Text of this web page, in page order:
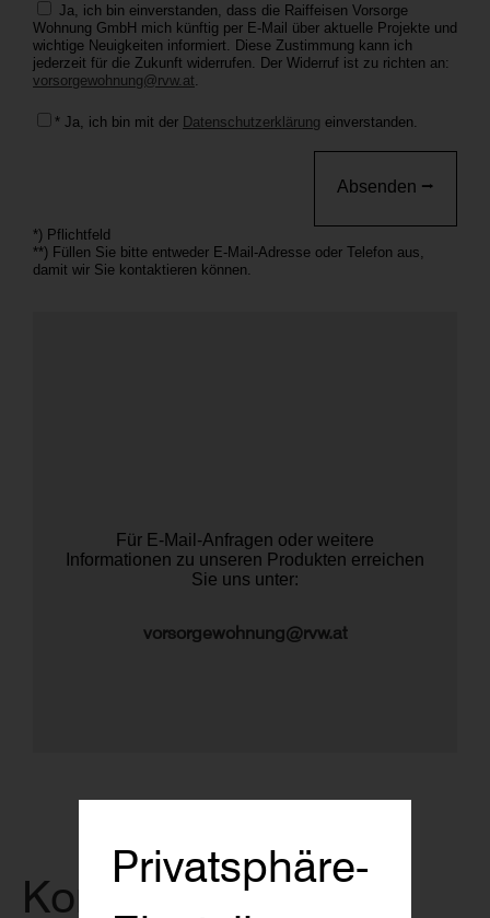
Ja, ich bin einverstanden, dass die Raiffeisen Vorsorge
Wohnung GmbH mich künftig per E-Mail über aktuelle Projekte und
wichtige Neuigkeiten informiert. Diese Zustimmung kann ich
jederzeit für die Zukunft widerrufen. Der Widerruf ist zu richten an:
vorsorgewohnung@rvw.at
* Ja, ich bin mit der Datenschutzerklärung einverstanden.
*) Pflichtfeld
**) Füllen Sie bitte entweder E-Mail-Adresse oder Telefon aus,
damit wir Sie kontaktieren können.
Für E-Mail-Anfragen oder weitere
Informationen zu unseren Produkten erreichen
Sie uns unter:
vorsorgewohnung@rvw.at
Kontakt
Privatsphäre-